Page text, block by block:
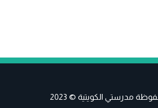
مدرستي الكويتية © 2023